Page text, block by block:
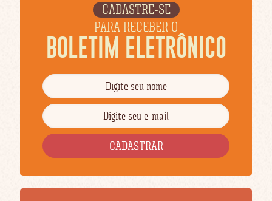
CADASTRE-SE
PARA RECEBER O
BOLETIM ELETRÔNICO